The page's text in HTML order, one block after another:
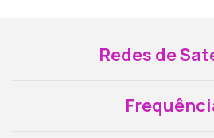
Redes de